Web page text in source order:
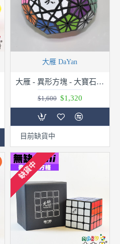
大雁 DaYan
大雁 - 異形方塊 - 大寶石六代
$1,320
$1,600
目前缺貨中
缺貨中